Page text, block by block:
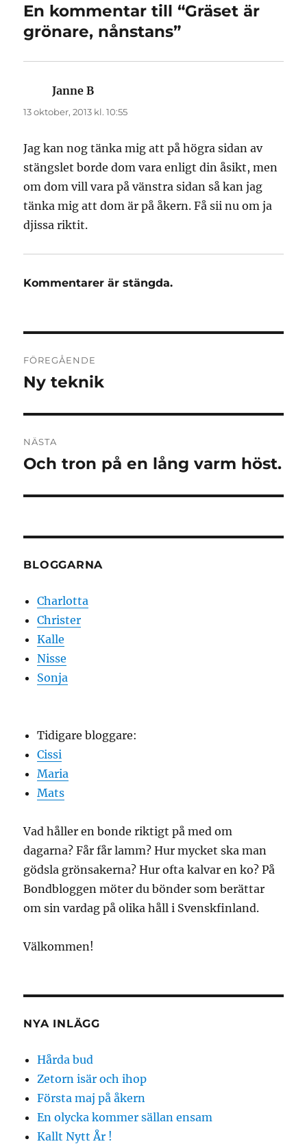
En kommentar till “Gräset är
grönare, nånstans”
Janne B
13 oktober, 2013 kl. 10:55
Jag kan nog tänka mig att på högra sidan av
stängslet borde dom vara enligt din åsikt, men
om dom vill vara på vänstra sidan så kan jag
tänka mig att dom är på åkern. Få sii nu om ja
djissa riktit.
Kommentarer är stängda.
FÖREGÅENDE
Föregående
Ny teknik
NÄSTA
Nästa
Och tron på en lång varm höst.
BLOGGARNA
Charlotta
Christer
Kalle
Nisse
Sonja
Tidigare bloggare:
Cissi
Maria
Mats
Vad håller en bonde riktigt på med om
dagarna? Får får lamm? Hur mycket ska man
gödsla grönsakerna? Hur ofta kalvar en ko? På
Bondbloggen möter du bönder som berättar
om sin vardag på olika håll i Svenskfinland.
Välkommen!
NYA INLÄGG
Hårda bud
Zetorn isär och ihop
Första maj på åkern
En olycka kommer sällan ensam
Kallt Nytt År !